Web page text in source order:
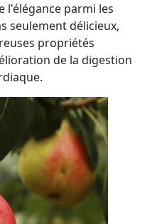
l'élégance parmi les
seulement délicieux,
propriétés
de la digestion